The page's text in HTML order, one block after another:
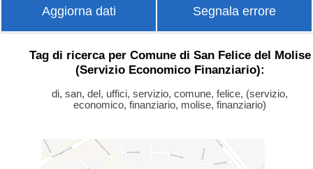
Aggiorna dati Segnala errore
Tag di ricerca per Comune di San Felice del Molise
(Servizio Economico Finanziario):
di, san, del, uffici, servizio, comune, felice, (servizio,
economico, finanziario, molise, finanziario)